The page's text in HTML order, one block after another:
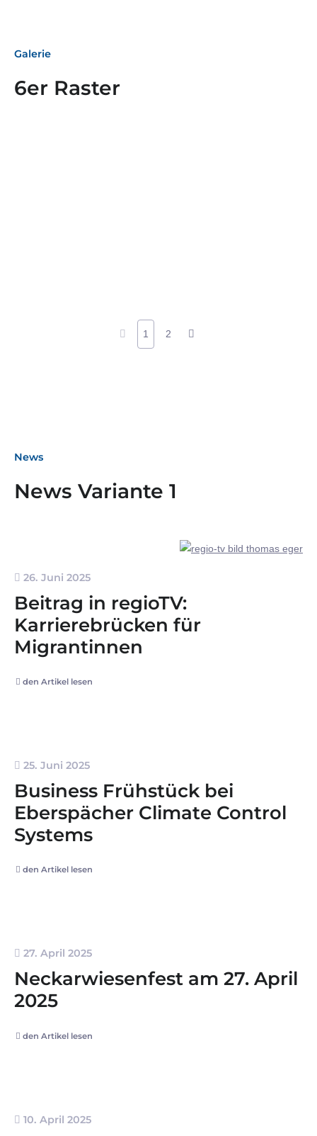
Galerie
6er Raster
1 2
News
News Variante 1
26. Juni 2025
Beitrag in regioTV:
Karrierebrücken für
Migrantinnen
den Artikel lesen
25. Juni 2025
Business Frühstück bei
Eberspächer Climate Control
Systems
den Artikel lesen
27. April 2025
Neckarwiesenfest am 27. April
2025
den Artikel lesen
10. April 2025